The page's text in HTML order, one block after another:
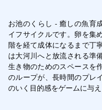
お池のくらし - 癒しの魚育
イフサイクルです。卵を集
階を経て成体になるまで丁
は大河川へと放流される準
生き物のためのスペースを
のループが、長時間のプレ
のいく目的感をゲームに与え